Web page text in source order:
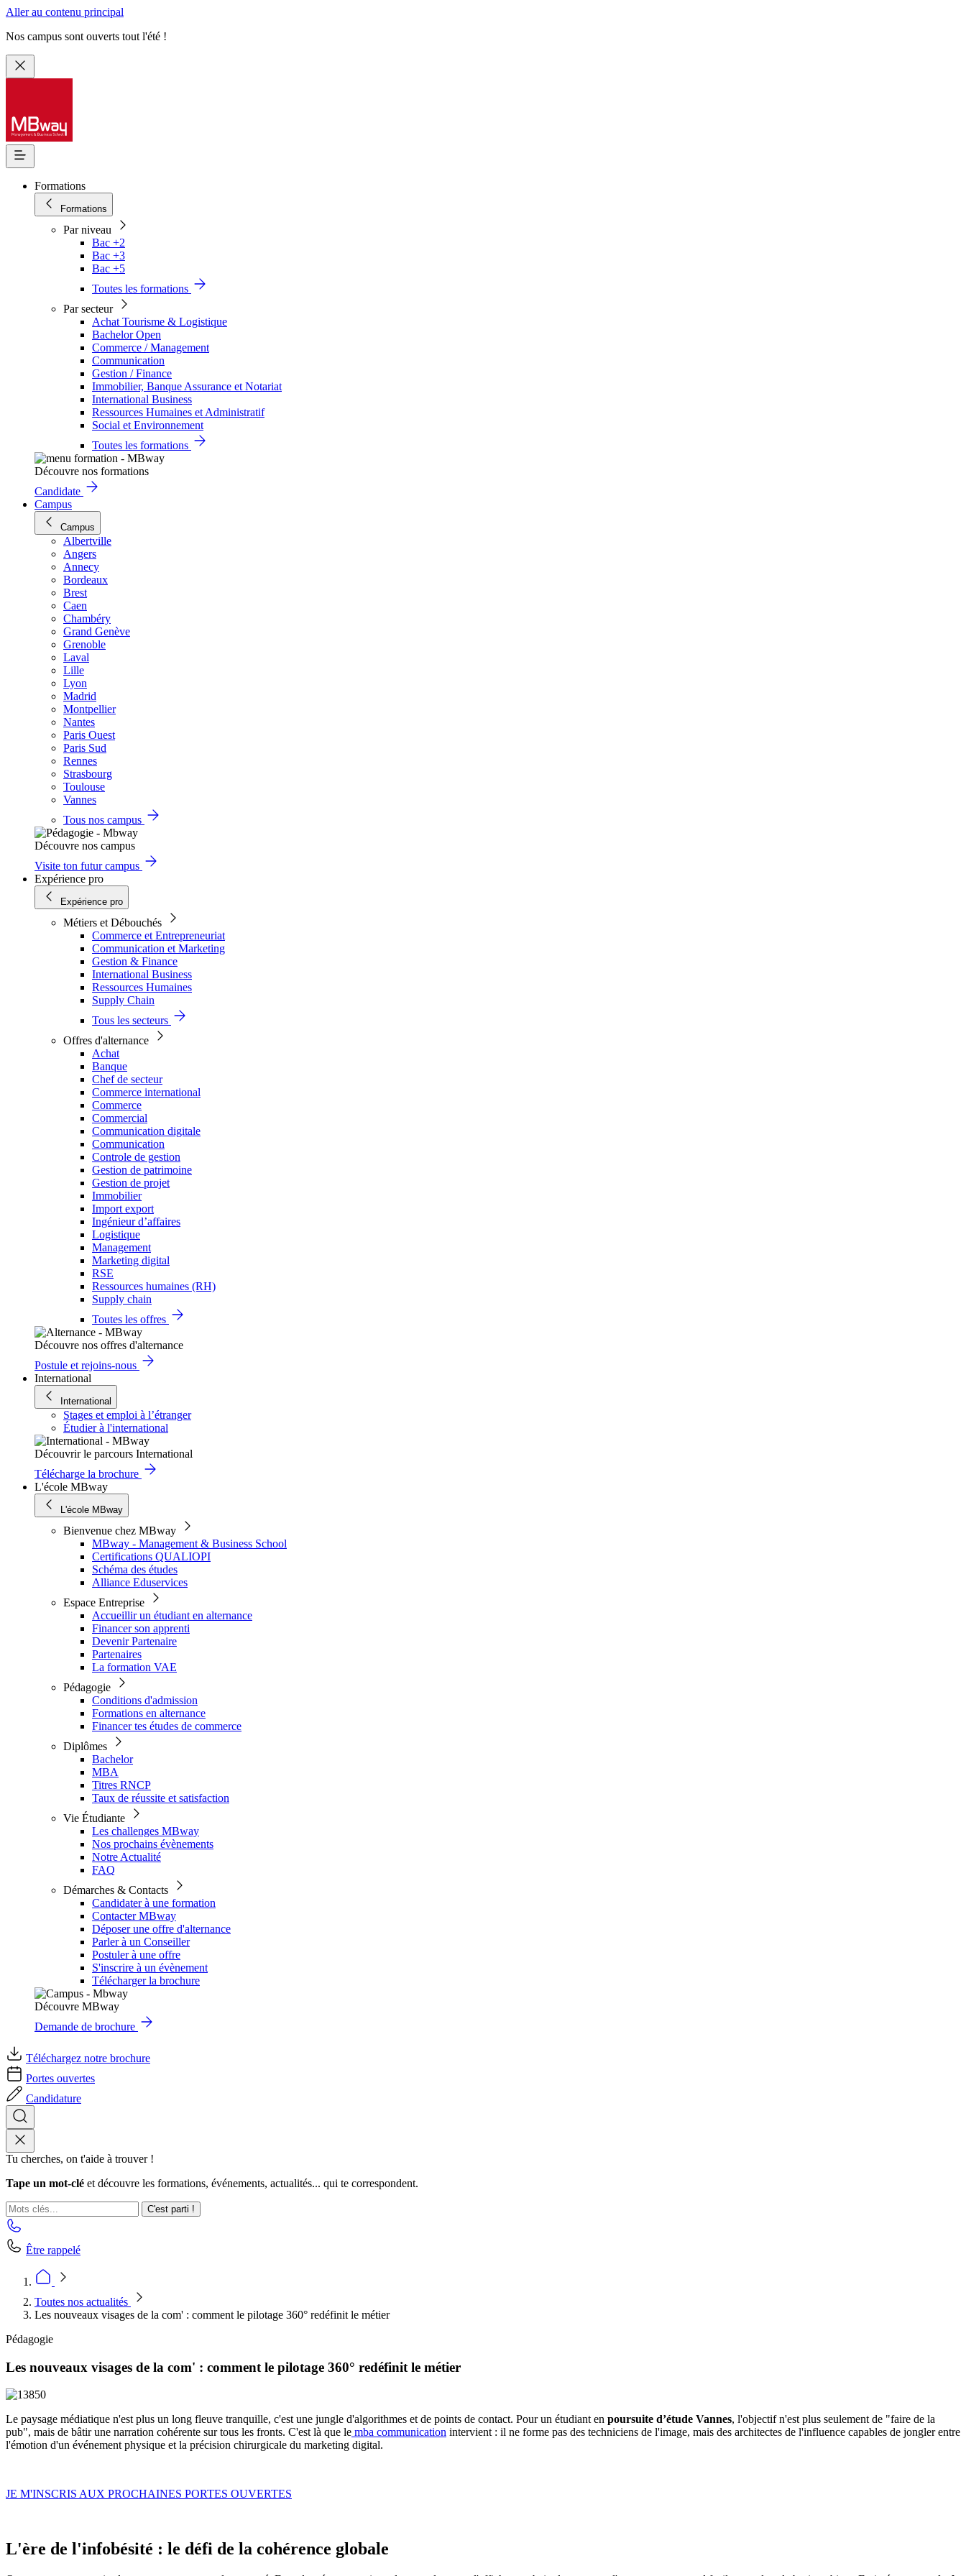
Aller au contenu principal
Nos campus sont ouverts tout l'été !
Formations
Formations
Par niveau
Bac +2
Bac +3
Bac +5
Toutes les formations
Par secteur
Achat Tourisme & Logistique
Bachelor Open
Commerce / Management
Communication
Gestion / Finance
Immobilier, Banque Assurance et Notariat
International Business
Ressources Humaines et Administratif
Social et Environnement
Toutes les formations
Découvre nos formations
Candidate
Campus
Campus
Albertville
Angers
Annecy
Bordeaux
Brest
Caen
Chambéry
Grand Genève
Grenoble
Laval
Lille
Lyon
Madrid
Montpellier
Nantes
Paris Ouest
Paris Sud
Rennes
Strasbourg
Toulouse
Vannes
Tous nos campus
Découvre nos campus
Visite ton futur campus
Expérience pro
Expérience pro
Métiers et Débouchés
Commerce et Entrepreneuriat
Communication et Marketing
Gestion & Finance
International Business
Ressources Humaines
Supply Chain
Tous les secteurs
Offres d'alternance
Achat
Banque
Chef de secteur
Commerce international
Commerce
Commercial
Communication digitale
Communication
Controle de gestion
Gestion de patrimoine
Gestion de projet
Immobilier
Import export
Ingénieur d’affaires
Logistique
Management
Marketing digital
RSE
Ressources humaines (RH)
Supply chain
Toutes les offres
Découvre nos offres d'alternance
Postule et rejoins-nous
International
International
Stages et emploi à l’étranger
Étudier à l'international
Découvrir le parcours International
Télécharge la brochure
L'école MBway
L'école MBway
Bienvenue chez MBway
MBway - Management & Business School
Certifications QUALIOPI
Schéma des études
Alliance Eduservices
Espace Entreprise
Accueillir un étudiant en alternance
Financer son apprenti
Devenir Partenaire
Partenaires
La formation VAE
Pédagogie
Conditions d'admission
Formations en alternance
Financer tes études de commerce
Diplômes
Bachelor
MBA
Titres RNCP
Taux de réussite et satisfaction
Vie Étudiante
Les challenges MBway
Nos prochains évènements
Notre Actualité
FAQ
Démarches & Contacts
Candidater à une formation
Contacter MBway
Déposer une offre d'alternance
Parler à un Conseiller
Postuler à une offre
S'inscrire à un évènement
Télécharger la brochure
Découvre MBway
Demande de brochure
Téléchargez notre brochure
Portes ouvertes
Candidature
Tu cherches, on t'aide à trouver !
Tape un mot-clé et découvre les formations, événements, actualités... qui te correspondent.
C'est parti !
Être rappelé
Toutes nos actualités
Les nouveaux visages de la com' : comment le pilotage 360° redéfinit le métier
Pédagogie
Les nouveaux visages de la com' : comment le pilotage 360° redéfinit le métier
Le paysage médiatique n'est plus un long fleuve tranquille, c'est une jungle d'algorithmes et de points de contact. Pour un étudiant en poursuite d’étude Vannes, l'objectif n'est plus seulement de "faire de la
pub", mais de bâtir une narration cohérente sur tous les fronts. C'est là que le mba communication intervient : il ne forme pas des techniciens de l'image, mais des architectes de l'influence capables de jongler entre
l'émotion d'un événement physique et la précision chirurgicale du marketing digital.
JE M'INSCRIS AUX PROCHAINES PORTES OUVERTES
L'ère de l'infobésité : le défi de la cohérence globale